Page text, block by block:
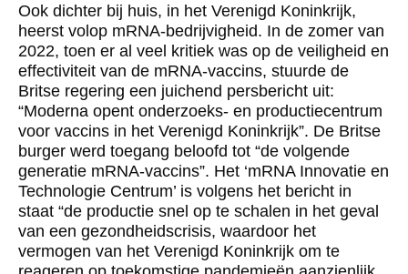
Ook dichter bij huis, in het Verenigd Koninkrijk,
heerst volop mRNA-bedrijvigheid. In de zomer van
2022, toen er al veel kritiek was op de veiligheid en
effectiviteit van de mRNA-vaccins, stuurde de
Britse regering een juichend persbericht uit:
“Moderna opent onderzoeks- en productiecentrum
voor vaccins in het Verenigd Koninkrijk”. De Britse
burger werd toegang beloofd tot “de volgende
generatie mRNA-vaccins”. Het ‘mRNA Innovatie en
Technologie Centrum’ is volgens het bericht in
staat “de productie snel op te schalen in het geval
van een gezondheidscrisis, waardoor het
vermogen van het Verenigd Koninkrijk om te